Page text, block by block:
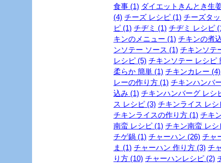
食事 (1) ダイエットきんとき生
(4) チーズ レシピ (1) チーズタ
ピ (1) チヂミ (1) チヂミ レシピ
キンのメニュー (1) チキンの煮
ンソテー ソース (1) チキンソテ
レシピ (5) チキンソテー レシピ
柔らか 簡単 (1) チキンカレー (4)
レーの作り方 (1) チキンハンバ
込み (1) チキンハンバーグ レシ
ス レシピ (3) チキンライス レシ
チキンライスの作り方 (1) チキ
南蛮 レシピ (1) チキン南蛮 レシ
チゲ鍋 (1) チャーハン (26) チャ
ま (1) チャーハン 作り方 (3) チ
り方 (10) チャーハンレシピ (2)